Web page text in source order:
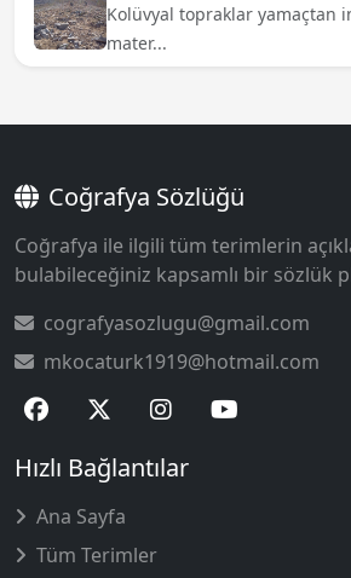
Kolüvyal topraklar yamaçtan
mater...
Coğrafya Sözlüğü
Coğrafya ile ilgili tüm terimlerin
bulabileceğiniz kapsamlı bir sözlük
cografyasozlugu@gmail.com
mkocaturk1919@hotmail.com
Hızlı Bağlantılar
Ana Sayfa
Tüm Terimler